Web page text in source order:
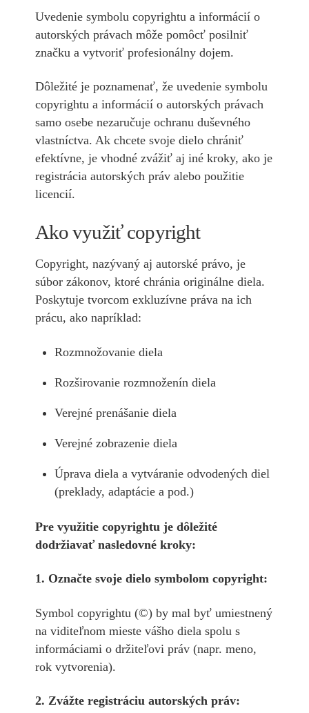
Uvedenie symbolu copyrightu a informácií o
autorských právach môže pomôcť posilniť
značku a vytvoriť profesionálny dojem.
Dôležité je poznamenať, že uvedenie symbolu
copyrightu a informácií o autorských právach
samo osebe nezaručuje ochranu duševného
vlastníctva. Ak chcete svoje dielo chrániť
efektívne, je vhodné zvážiť aj iné kroky, ako je
registrácia autorských práv alebo použitie
licencií.
Ako využiť copyright
Copyright, nazývaný aj autorské právo, je
súbor zákonov, ktoré chránia originálne diela.
Poskytuje tvorcom exkluzívne práva na ich
prácu, ako napríklad:
Rozmnožovanie diela
Rozširovanie rozmnoženín diela
Verejné prenášanie diela
Verejné zobrazenie diela
Úprava diela a vytváranie odvodených diel
(preklady, adaptácie a pod.)
Pre využitie copyrightu je dôležité
dodržiavať nasledovné kroky:
1. Označte svoje dielo symbolom copyright:
Symbol copyrightu (©) by mal byť umiestnený
na viditeľnom mieste vášho diela spolu s
informáciami o držiteľovi práv (napr. meno,
rok vytvorenia).
2. Zvážte registráciu autorských práv: